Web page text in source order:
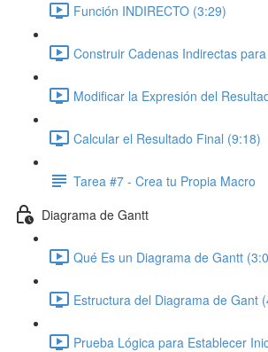
Función INDIRECTO (3:29)
Construir Cadenas Indirectas
Modificar la Expresión del
Calcular el Resultado Final (9:18)
Tarea #7 - Crea tu Propia Macro
Diagrama de Gantt
Qué Es un Diagrama de Gantt
Estructura del Diagrama de Gant
Prueba Lógica para Establecer